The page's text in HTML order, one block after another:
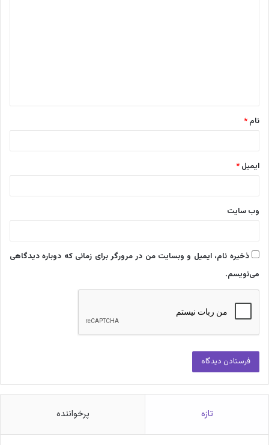
*
نام *
ایمیل *
وب‌ سایت
ذخیره نام، ایمیل و وبسایت من در مرورگر برای زمانی که دوباره دیدگاهی
می‌نویسم.
تازه پرخواننده